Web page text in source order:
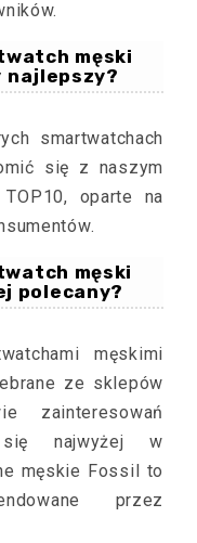
męski
najlepszy?
smartwatchach
się z naszym
oparte na
męski
polecany?
męskimi
ze sklepów
zainteresowań
się najwyżej w
męskie Fossil to
przez